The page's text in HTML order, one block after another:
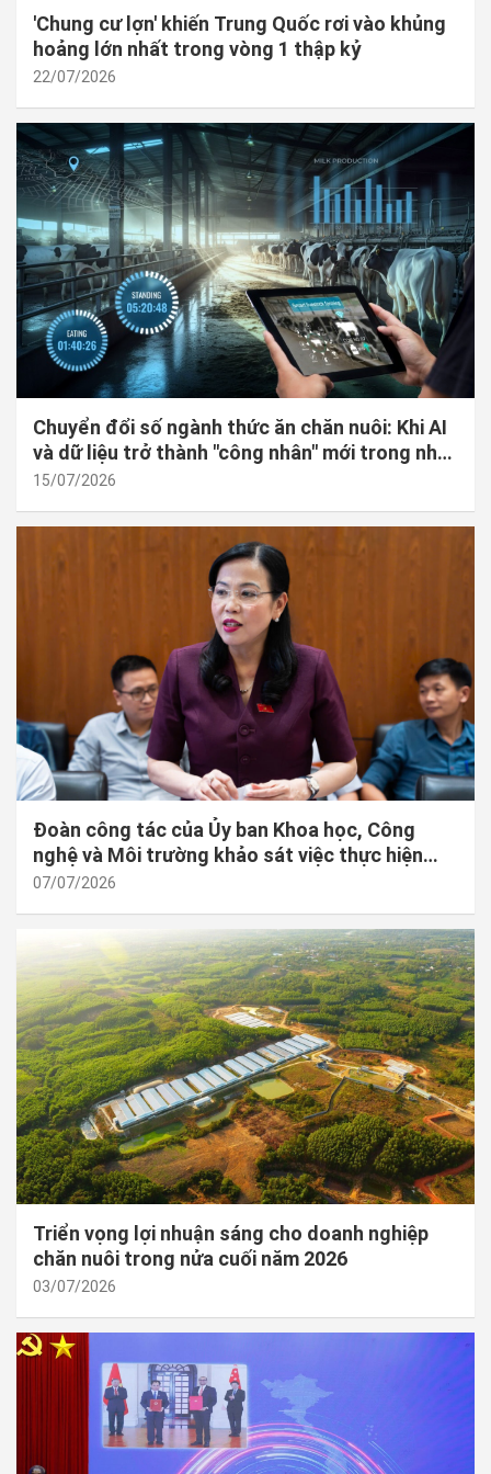
'Chung cư lợn' khiến Trung Quốc rơi vào khủng
hoảng lớn nhất trong vòng 1 thập kỷ
22/07/2026
Chuyển đổi số ngành thức ăn chăn nuôi: Khi AI
và dữ liệu trở thành "công nhân" mới trong nhà
máy
15/07/2026
Đoàn công tác của Ủy ban Khoa học, Công
nghệ và Môi trường khảo sát việc thực hiện
chính sách, pháp luật về kiểm soát an toàn
07/07/2026
Triển vọng lợi nhuận sáng cho doanh nghiệp
chăn nuôi trong nửa cuối năm 2026
03/07/2026